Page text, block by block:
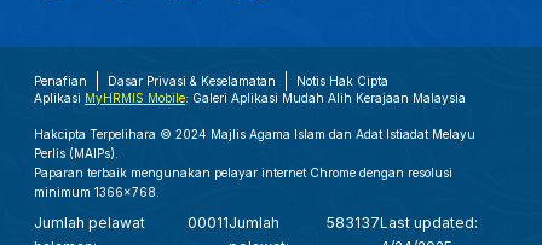
Penafian Dasar Privasi & Keselamatan
Notis Hak Cipta
Aplikasi MyHRMIS Mobile: Galeri Aplikasi Mudah Alih Kerajaan Malaysia
Hakcipta Terpelihara © 2024 Majlis Agama Islam dan Adat Istiadat Melayu
Perlis (MAIPs).
Paparan terbaik mengunakan pelayar internet Chrome dengan resolusi
minimum 1366x768.
Jumlah pelawat
00011Jumlah
583137Last updated: